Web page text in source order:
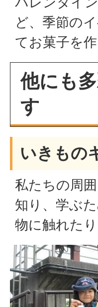
ど、季節の
てお菓子を作
他にも
す
いきもの
私たちの周
知り、学ぶ
物に触れた